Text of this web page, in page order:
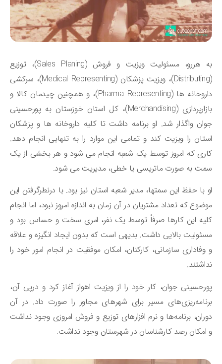
به هررو، مسئولیت ویزیت و فروش (Sales Planing)، توزیع
(Distributing)، ویزیت پزشکان (Medical Representing)، سرکشی
داروخانه ها (Pharma Representing)، و همچنین چیدمان کالا و
بازارپردازی (Merchandising)، کل استان خوزستان به پورحسینی
واگذار شد. او برنامه داشت تا کلیه داروخانه ها و پزشکان
را ویزیت کند و تمامی این موارد را به تنهایی انجام دهد.
که امروز توسط یک شعبه انجام می شود و هر بخشی از یک
به صورت ماتریسی یا خطی، مدیریت می شود.
با حفظ این سمتها، مدیر شعبه استان نیز بود. با درنطرگرفتن این
که تعداد مشتریان در آن زمان به اندازه امروز نبود، اما انجام
این کارها صرفاً توسط یک نفر، امری سخت و حساس بود و
بالایی داشت. بدیهی است که بدون ایجاد انگیزه و علاقه
سازمانی، کارکنان، امکان موفقیت در انجام امور خود را
جوان، کار خود را از ویزیت اهواز آغاز کرد و درپی آن،
مسیر برای شهرهای مجاور را صورت داد. در آن
برنامه‌ها و نرم افزارهای توزیع و فروش امروزی وجود نداشت
رصد کارشناسان در شهرستان وجود نداشت.